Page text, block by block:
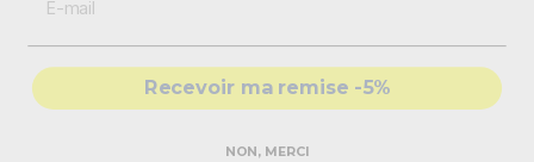
Vous aimerez aussi
Recevoir ma remise -5%
NON, MERCI